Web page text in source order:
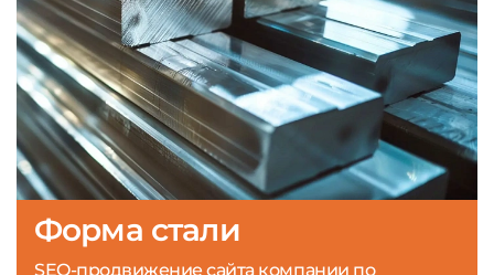
Форма стали
SEO-продвижение сайта компании по